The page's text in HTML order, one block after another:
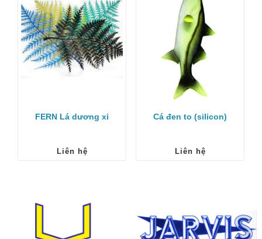
FERN Lá dương xỉ
Liên hệ
Cá đen to (silicon)
Liên hệ